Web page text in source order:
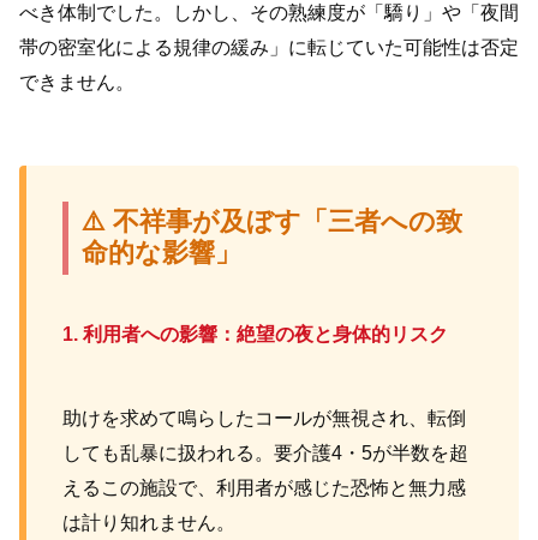
べき体制でした。しかし、その熟練度が「驕り」や「夜間
帯の密室化による規律の緩み」に転じていた可能性は否定
できません。
⚠️ 不祥事が及ぼす「三者への致
命的な影響」
1. 利用者への影響：絶望の夜と身体的リスク
助けを求めて鳴らしたコールが無視され、転倒
しても乱暴に扱われる。要介護4・5が半数を超
えるこの施設で、利用者が感じた恐怖と無力感
は計り知れません。